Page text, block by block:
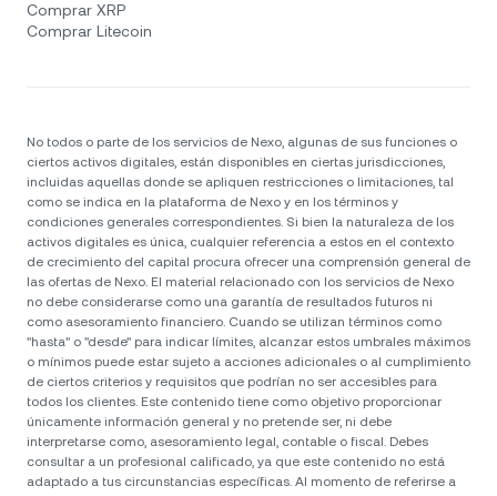
Comprar XRP
Comprar Litecoin
No todos o parte de los servicios de Nexo, algunas de sus funciones o
ciertos activos digitales, están disponibles en ciertas jurisdicciones,
incluidas aquellas donde se apliquen restricciones o limitaciones, tal
como se indica en la plataforma de Nexo y en los términos y
condiciones generales correspondientes. Si bien la naturaleza de los
activos digitales es única, cualquier referencia a estos en el contexto
de crecimiento del capital procura ofrecer una comprensión general de
las ofertas de Nexo. El material relacionado con los servicios de Nexo
no debe considerarse como una garantía de resultados futuros ni
como asesoramiento financiero. Cuando se utilizan términos como
"hasta" o "desde" para indicar límites, alcanzar estos umbrales máximos
o mínimos puede estar sujeto a acciones adicionales o al cumplimiento
de ciertos criterios y requisitos que podrían no ser accesibles para
todos los clientes. Este contenido tiene como objetivo proporcionar
únicamente información general y no pretende ser, ni debe
interpretarse como, asesoramiento legal, contable o fiscal. Debes
consultar a un profesional calificado, ya que este contenido no está
adaptado a tus circunstancias específicas. Al momento de referirse a